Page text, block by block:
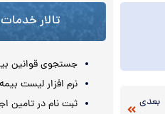
بعدی
تالار
جستجوی قوانین
نرم افزار لیست بیمه
ثبت نام در تامین